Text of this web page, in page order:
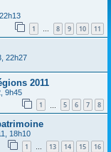
e
1 … 8 9 10 11
22h27
2011
9h45
1 5 6 7 8
18h10
1 … 13 14 15 16